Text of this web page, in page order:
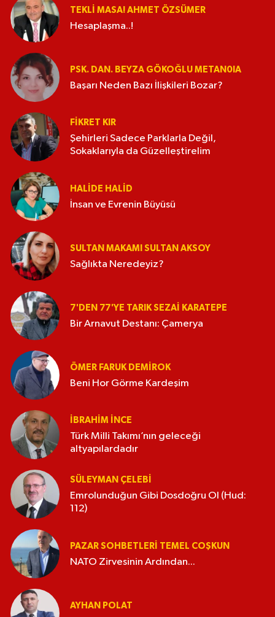
TEKLI MASA! AHMET ÖZSÜMER
Hesaplaşma..!
PSK. DAN. BEYZA GÖKOĞLU METAN0IA
Başarı Neden Bazı İlişkileri Bozar?
FIKRET KIR
Şehirleri Sadece Parklarla Değil,
Sokaklarıyla da Güzelleştirelim
HALIDE HALID
İnsan ve Evrenin Büyüsü
SULTAN MAKAMI SULTAN AKSOY
Sağlıkta Neredeyiz?
7'DEN 77'YE TARIK SEZAI KARATEPE
Bir Arnavut Destanı: Çamerya
ÖMER FARUK DEMIROK
Beni Hor Görme Kardeşim
İBRAHIM İNCE
Türk Milli Takımı’nın geleceği
altyapılardadır
SÜLEYMAN ÇELEBI
Emrolunduğun Gibi Dosdoğru Ol (Hud:
112)
PAZAR SOHBETLERI TEMEL COŞKUN
NATO Zirvesinin Ardından...
AYHAN POLAT